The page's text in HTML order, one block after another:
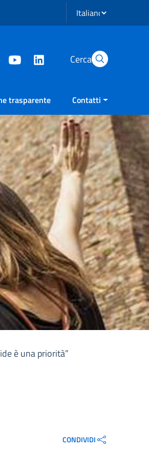
Seleziona lingua
Cerca
trasparente Contatti
è una priorità”
CONDIVIDI